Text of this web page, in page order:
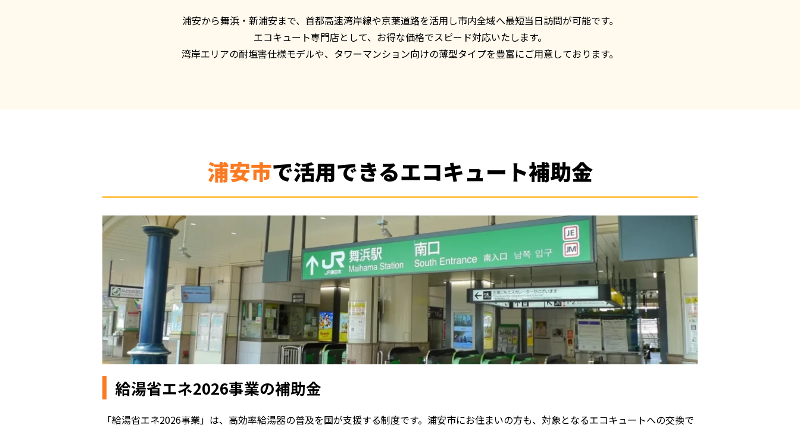
浦安から舞浜・新浦安まで、首都高速湾岸線や京葉道路を活用し市内全域へ最短当日訪問が可能です。
エコキュート専門店として、お得な価格でスピード対応いたします。
湾岸エリアの耐塩害仕様モデルや、タワーマンション向けの薄型タイプを豊富にご用意しております。
浦安市で活用できるエコキュート補助金
給湯省エネ2026事業の補助金
「給湯省エネ2026事業」は、高効率給湯器の普及を国が支援する制度です。浦安市にお住まいの方も、対象となるエコキュートへの交換で